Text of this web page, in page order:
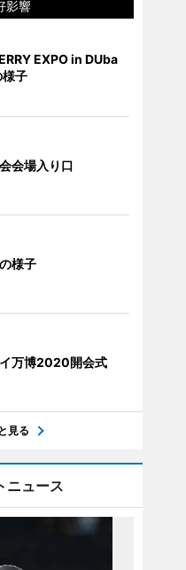
影響
EXPO in DUba
子
会場入り口
様子
イ万博2020開会式
見る
ニュース